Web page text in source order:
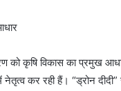
को कृषि विकास का प्रमुख
कर रही हैं। “ड्रोन